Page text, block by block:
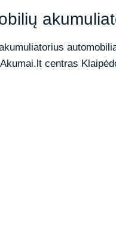
centras